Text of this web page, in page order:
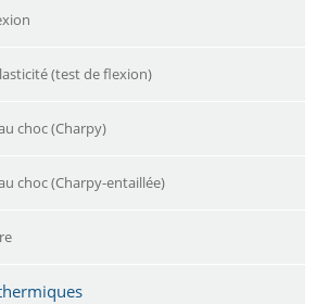
(test de flexion)
choc (Charpy)
choc (Charpy-entaillée)